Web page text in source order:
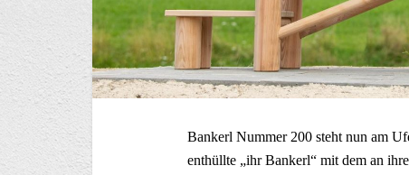
Bankerl Nummer 200 steht nun am
enthüllte „ihr Bankerl“ mit dem an